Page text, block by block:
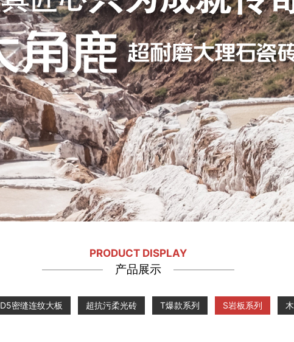
PRODUCT DISPLAY
产品展示
D5密缝连纹大板 超抗污柔光砖 T爆款系列 S岩板系列